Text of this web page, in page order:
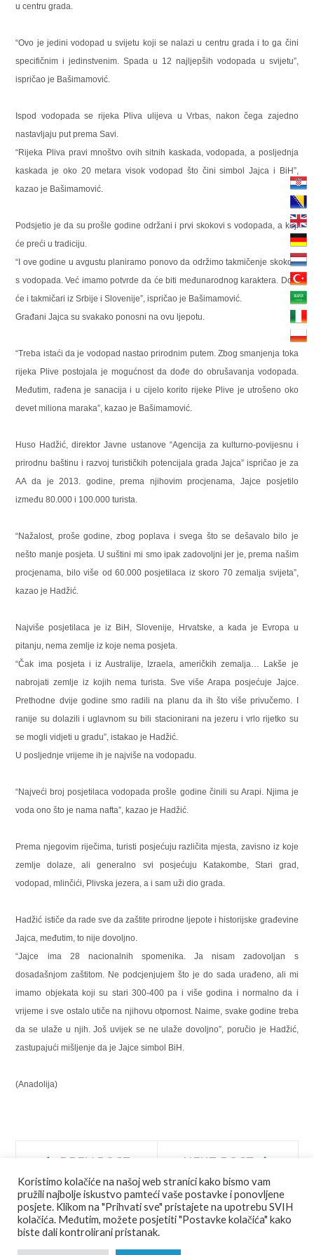
u centru grada.
“Ovo je jedini vodopad u svijetu koji se nalazi u centru grada i to ga čini
specifičnim i jedinstvenim. Spada u 12 najljepših vodopada u svijetu”,
ispričao je Bašimamović.
Ispod vodopada se rijeka Pliva ulijeva u Vrbas, nakon čega zajedno
nastavljaju put prema Savi.
“Rijeka Pliva pravi mnoštvo ovih sitnih kaskada, vodopada, a posljednja
kaskada je oko 20 metara visok vodopad što čini simbol Jajca i BiH”,
kazao je Bašimamović.
Podsjetio je da su prošle godine održani i prvi skokovi s vodopada, a koji
će preći u tradiciju.
“I ove godine u avgustu planiramo ponovo da održimo takmičenje skokovi
s vodopada. Već imamo potvrde da će biti međunarodnog karaktera. Doći
će i takmičari iz Srbije i Slovenije”, ispričao je Bašimamović.
Građani Jajca su svakako ponosni na ovu ljepotu.
“Treba istaći da je vodopad nastao prirodnim putem. Zbog smanjenja toka
rijeka Plive postojala je mogućnost da dođe do obrušavanja vodopada.
Međutim, rađena je sanacija i u cijelo korito rijeke Plive je utrošeno oko
devet miliona maraka”, kazao je Bašimamović.
Huso Hadžić, direktor Javne ustanove “Agencija za kulturno-povijesnu i
prirodnu baštinu i razvoj turističkih potencijala grada Jajca” ispričao je za
AA da je 2013. godine, prema njihovim procjenama, Jajce posjetilo
između 80.000 i 100.000 turista.
“Nažalost, proše godine, zbog poplava i svega što se dešavalo bilo je
nešto manje posjeta. U suštini mi smo ipak zadovoljni jer je, prema našim
procjenama, bilo više od 60.000 posjetilaca iz skoro 70 zemalja svijeta”,
kazao je Hadžić.
Najviše posjetilaca je iz BiH, Slovenije, Hrvatske, a kada je Evropa u
pitanju, nema zemlje iz koje nema posjeta.
“Čak ima posjeta i iz Australije, Izraela, američkih zemalja… Lakše je
nabrojati zemlje iz kojih nema turista. Sve više Arapa posjećuje Jajce.
Prethodne dvije godine smo radili na planu da ih što više privučemo. I
ranije su dolazili i uglavnom su bili stacionirani na jezeru i vrlo rijetko su
se mogli vidjeti u gradu”, istakao je Hadžić.
U posljednje vrijeme ih je najviše na vodopadu.
“Najveći broj posjetilaca vodopada prošle godine činili su Arapi. Njima je
voda ono što je nama nafta”, kazao je Hadžić.
Prema njegovim riječima, turisti posjećuju različita mjesta, zavisno iz koje
zemlje dolaze, ali generalno svi posjećuju Katakombe, Stari grad,
vodopad, mlinčići, Plivska jezera, a i sam uži dio grada.
Hadžić ističe da rade sve da zaštite prirodne ljepote i historijske građevine
Jajca, međutim, to nije dovoljno.
“Jajce ima 28 nacionalnih spomenika. Ja nisam zadovoljan s
dosadašnjom zaštitom. Ne podcjenjujem što je do sada urađeno, ali mi
imamo objekata koji su stari 300-400 pa i više godina i normalno da i
vrijeme i sve ostalo utiče na njihovu otpornost. Naime, svake godine treba
da se ulaže u njih. Još uvijek se ne ulaže dovoljno”, poručio je Hadžić,
zastupajući mišljenje da je Jajce simbol BiH.
(Anadolija)
Navigacija
objava
PREV POST NEXT POST
© COPYRIGHTJU AGENCIJA JAJCE
Koristimo kolačiće na našoj web stranici kako bismo vam
pružili najbolje iskustvo pamteći vaše postavke i ponovljene
posjete. Klikom na "Prihvati sve" pristajete na upotrebu SVIH
kolačića. Međutim, možete posjetiti "Postavke kolačića" kako
biste dali kontrolirani pristanak.